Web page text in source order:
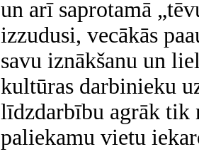
un arī saprotamā
izzudusi, vecākās
savu iznākšanu un
kultūras darbinieku
līdzdarbību agrāk tik
paliekamu vietu